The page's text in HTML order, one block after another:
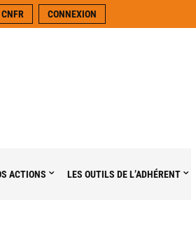
CONNEXION
ACTIONS LES OUTILS DE L’ADHÉRENT